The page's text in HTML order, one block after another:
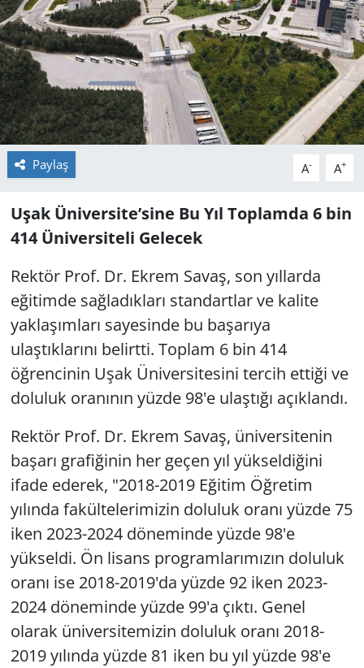
Paylaş A- A+
Uşak Üniversite’sine Bu Yıl Toplamda 6 bin
414 Üniversiteli Gelecek
Rektör Prof. Dr. Ekrem Savaş, son yıllarda
eğitimde sağladıkları standartlar ve kalite
yaklaşımları sayesinde bu başarıya
ulaştıklarını belirtti. Toplam 6 bin 414
öğrencinin Uşak Üniversitesini tercih ettiği ve
doluluk oranının yüzde 98'e ulaştığı açıklandı.
Rektör Prof. Dr. Ekrem Savaş, üniversitenin
başarı grafiğinin her geçen yıl yükseldiğini
ifade ederek, "2018-2019 Eğitim Öğretim
yılında fakültelerimizin doluluk oranı yüzde 75
iken 2023-2024 döneminde yüzde 98'e
yükseldi. Ön lisans programlarımızın doluluk
oranı ise 2018-2019'da yüzde 92 iken 2023-
2024 döneminde yüzde 99'a çıktı. Genel
olarak üniversitemizin doluluk oranı 2018-
2019 yılında yüzde 81 iken bu yıl yüzde 98'e